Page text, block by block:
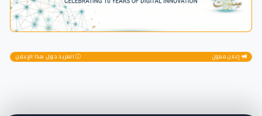
إعلان ممول المزيد حول هذا الإعلان